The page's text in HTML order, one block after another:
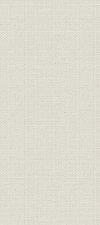
1907(明治
年度
1907(明治
年度